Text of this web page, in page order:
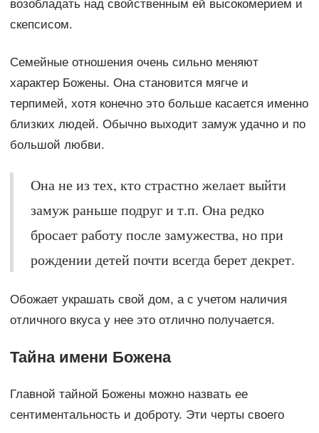
возобладать над свойственным ей высокомерием и
скепсисом.
Семейные отношения очень сильно меняют
характер Божены. Она становится мягче и
терпимей, хотя конечно это больше касается именно
близких людей. Обычно выходит замуж удачно и по
большой любви.
Она не из тех, кто страстно желает выйти
замуж раньше подруг и т.п. Она редко
бросает работу после замужества, но при
рождении детей почти всегда берет декрет.
Обожает украшать свой дом, а с учетом наличия
отличного вкуса у нее это отлично получается.
Тайна имени Божена
Главной тайной Божены можно назвать ее
сентиментальность и доброту. Эти черты своего